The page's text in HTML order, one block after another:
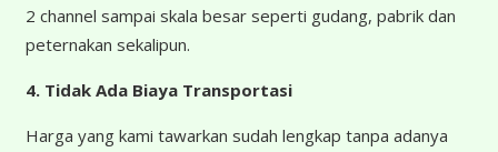
2 channel sampai skala besar seperti gudang, pabrik dan
peternakan sekalipun.
4. Tidak Ada Biaya Transportasi
Harga yang kami tawarkan sudah lengkap tanpa adanya